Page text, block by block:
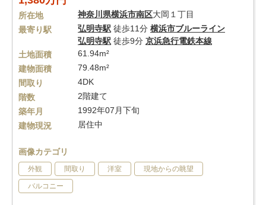
所在地 神奈川県横浜市南区大岡１丁目
最寄り駅
弘明寺駅 徒歩11分 横浜市ブルーライン
弘明寺駅 徒歩9分 京浜急行電鉄本線
土地面積
61.94m²
建物面積
79.48m²
間取り
4DK
階数
2階建て
築年月
1992年07月下旬
建物現況
居住中
画像カテゴリ
外観 間取り 洋室 現地からの眺望
バルコニー